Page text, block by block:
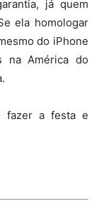
já quem
ela homologar
do iPhone
na América do
fazer a festa e